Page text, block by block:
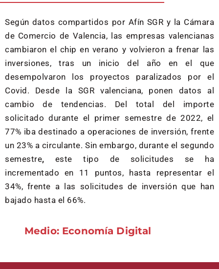
Según datos compartidos por Afín SGR y la Cámara
de Comercio de Valencia, las empresas valencianas
cambiaron el chip en verano y volvieron a frenar las
inversiones, tras un inicio del año en el que
desempolvaron los proyectos paralizados por el
Covid. Desde la SGR valenciana, ponen datos al
cambio de tendencias. Del total del importe
solicitado durante el primer semestre de 2022, el
77% iba destinado a operaciones de inversión, frente
un 23% a circulante. Sin embargo, durante el segundo
semestre, este tipo de solicitudes se ha
incrementado en 11 puntos, hasta representar el
34%, frente a las solicitudes de inversión que han
bajado hasta el 66%.
Medio: Economía Digital